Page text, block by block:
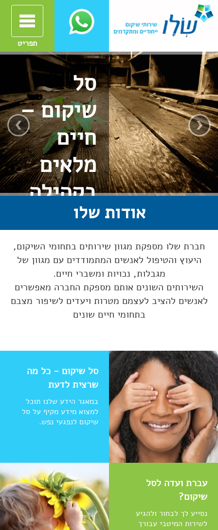
תפריט
סל
שיקום –
חיים
מלאים
בקהילה
במסגרות דיור שונות
אודות שלו
חברת שלו מספקת מגוון שירותים בתחומי השיקום,
היעוץ והטיפול לאנשים המתמודדים עם מגוון של
מגבלות, נכויות ומשברי חיים.
השירותים השונים אותם מספקת החברה מאפשרים
לאנשים להציב לעצמם מטרות ויעדים לשיפור מצבם
בתחומי חיים שונים
סל שיקום - כל מה
שרצית לדעת
במאגר הידע שלנו תוכל
למצוא מידע מקיף על סל
שיקום לנפגעי נפש.
עברת ועדה לסל
שיקום?
נסייע לך לבחור ולהגיע
לשירות המיטבי עבורך